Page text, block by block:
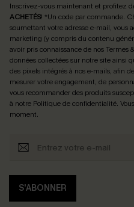
Inscrivez-vous maintenant et profitez
ACHETÉS! *Un code par commande.
soumettant votre adresse e-mail, vous
marketing (y compris du contenu
avoir pris connaissance de nosTermes
données collectées sur notre site ainsi
des pixels intégrés à nos e-mails, afin
mesurer votre engagement, de
vous recommander des produits
à notre Politique de confidentialité.
moment.
S'ABONNER